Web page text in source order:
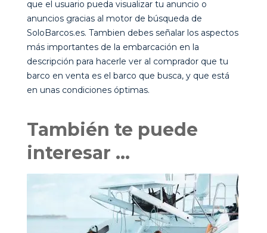
que el usuario pueda visualizar tu anuncio o
anuncios gracias al motor de búsqueda de
SoloBarcos.es. Tambien debes señalar los aspectos
más importantes de la embarcación en la
descripción para hacerle ver al comprador que tu
barco en venta es el barco que busca, y que está
en unas condiciones óptimas.
También te puede
interesar …